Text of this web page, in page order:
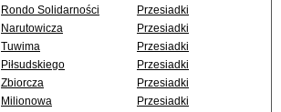
Rondo Solidarności
Przesiadki
Narutowicza
Przesiadki
Tuwima
Przesiadki
Piłsudskiego
Przesiadki
Zbiorcza
Przesiadki
Milionowa
Przesiadki